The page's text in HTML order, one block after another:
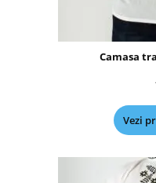
Camasa
Vezi